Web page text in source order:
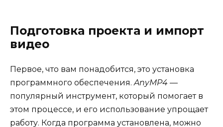
Подготовка проекта и импорт
видео
Первое, что вам понадобится, это установка
программного обеспечения. AnyMP4 —
популярный инструмент, который помогает в
этом процессе, и его использование упрощает
работу. Когда программа установлена, можно